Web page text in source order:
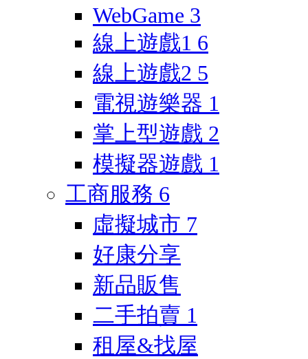
WebGame 3
線上遊戲1 6
線上遊戲2 5
電視遊樂器 1
掌上型遊戲 2
模擬器遊戲 1
工商服務 6
虛擬城市 7
好康分享
新品販售
二手拍賣 1
租屋&找屋